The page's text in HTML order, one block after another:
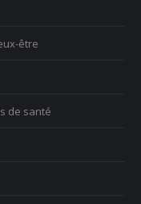
être
de santé